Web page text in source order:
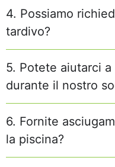
4. Possiamo
tardivo?
5. Potete aiutarci
durante il nostro
6. Fornite
la piscina?